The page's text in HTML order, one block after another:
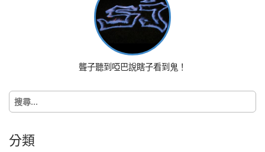
聾子聽到啞巴說瞎子看到鬼！
搜
尋
字:
分類